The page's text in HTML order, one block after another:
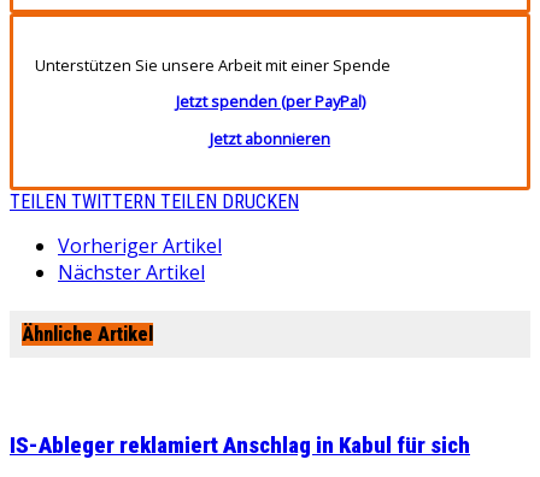
Unterstützen Sie unsere Arbeit mit einer Spende
Jetzt spenden (per PayPal)
Jetzt abonnieren
TEILEN TWITTERN TEILEN DRUCKEN
Vorheriger Artikel
Nächster Artikel
Ähnliche Artikel
IS-Ableger reklamiert Anschlag in Kabul für sich